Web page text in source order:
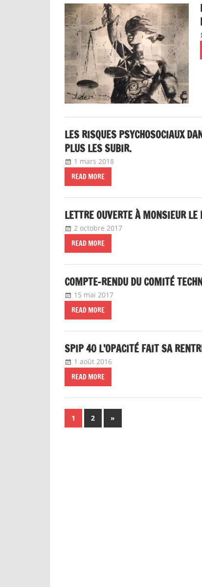
LES RISQUES PSYCHOSOCIAUX
PLUS LES SUBIR.
1 mars 2018
READ MORE
LETTRE OUVERTE À MONSIEUR LE
2 octobre 2017
READ MORE
COMPTE-RENDU DU COMITÉ
15 mai 2017
READ MORE
SPIP 40 L’OPACITÉ FAIT SA
1 août 2016
READ MORE
Navigation
1 2
Next
Posts
»